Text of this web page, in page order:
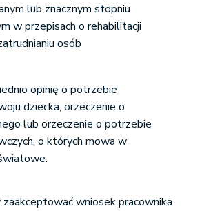
lub znacznym stopniu
w przepisach o rehabilitacji
osób
opinię o potrzebie
dziecka, orzeczenie o
lub orzeczenie o potrzebie
o których mowa w
wniosek pracownika